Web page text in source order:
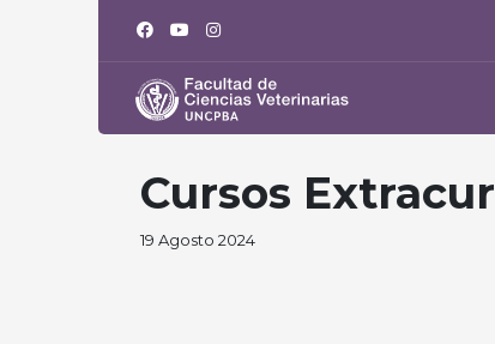
Cursos
19 Agosto 2024